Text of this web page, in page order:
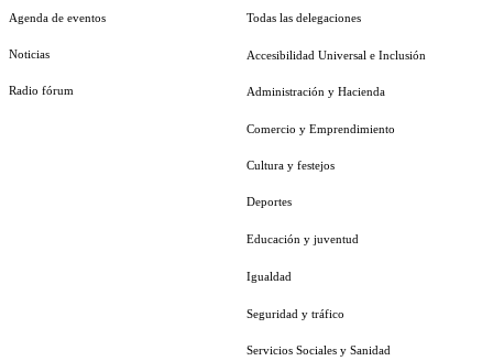
Agenda de eventos
Noticias
Radio fórum
Todas las delegaciones
Accesibilidad Universal e Inclusión
Administración y Hacienda
Comercio y Emprendimiento
Cultura y festejos
Deportes
Educación y juventud
Igualdad
Seguridad y tráfico
Servicios Sociales y Sanidad